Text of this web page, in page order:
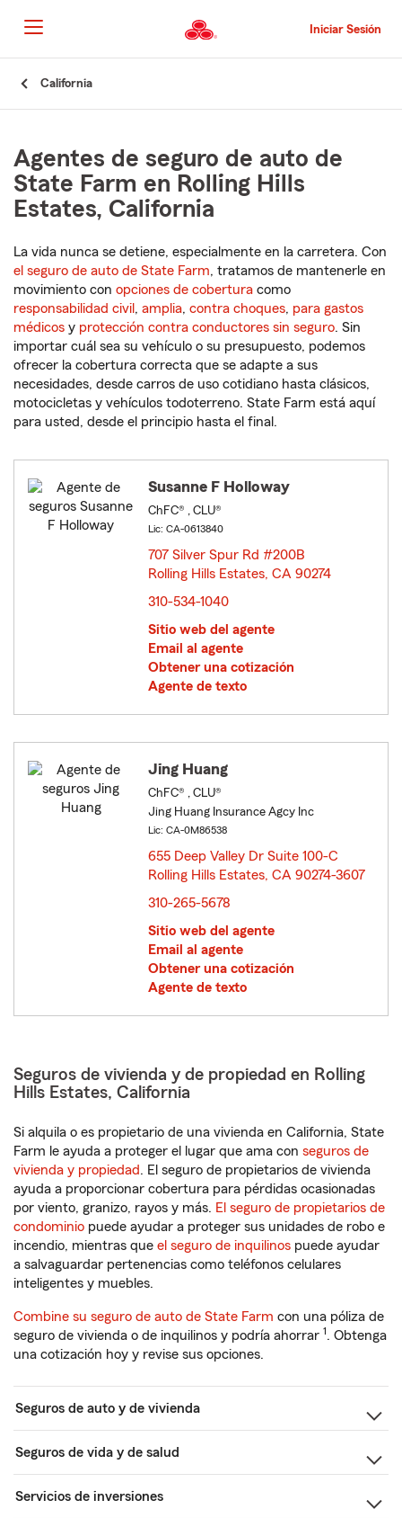
al
contenido
principal
Iniciar Sesión
California
Agentes de seguro de auto de
State Farm en Rolling Hills
Estates, California
La vida nunca se detiene, especialmente en la carretera. Con
el seguro de auto de State Farm, tratamos de mantenerle en
movimiento con opciones de cobertura como
responsabilidad civil , amplia, contra choques, para gastos
médicos y protección contra conductores sin seguro. Sin
importar cuál sea su vehículo o su presupuesto, podemos
ofrecer la cobertura correcta que se adapte a sus
necesidades, desde carros de uso cotidiano hasta clásicos,
motocicletas y vehículos todoterreno. State Farm está aquí
para usted, desde el principio hasta el final.
Susanne F Holloway
ChFC® , CLU®
Lic: CA-0613840
707 Silver Spur Rd #200B
Rolling Hills Estates, CA 90274
310-534-1040
Sitio web del agente
Email al agente
Obtener una cotización
Agente de texto
Jing Huang
ChFC® , CLU®
Jing Huang Insurance Agcy Inc
Lic: CA-0M86538
655 Deep Valley Dr Suite 100-C
Rolling Hills Estates, CA 90274-3607
310-265-5678
Sitio web del agente
Email al agente
Obtener una cotización
Agente de texto
Seguros de vivienda y de propiedad en Rolling
Hills Estates, California
Si alquila o es propietario de una vivienda en California, State
Farm le ayuda a proteger el lugar que ama con seguros de
vivienda y propiedad. El seguro de propietarios de vivienda
ayuda a proporcionar cobertura para pérdidas ocasionadas
por viento, granizo, rayos y más. El seguro de propietarios de
condominio puede ayudar a proteger sus unidades de robo e
incendio, mientras que el seguro de inquilinos puede ayudar
a salvaguardar pertenencias como teléfonos celulares
inteligentes y muebles.
Combine su seguro de auto de State Farm con una póliza de
seguro de vivienda o de inquilinos y podría ahorrar 1. Obtenga
una cotización hoy y revise sus opciones.
Seguros de auto y de vivienda
Seguros de vida y de salud
Servicios de inversiones